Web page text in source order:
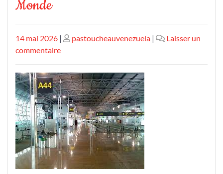
Monde
Publié
le
14 mai 2026 | Publié
pastoucheauvenezuela |
Laisser un
commentairesur
Aeroport
:
La
Porte
d’Entrée
Incontournable
vers
le
Monde